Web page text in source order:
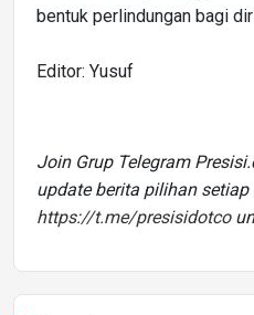
bentuk perlindungan bagi
Editor: Yusuf
Join Grup Telegram
update berita pilihan
https://t.me/presisidotco